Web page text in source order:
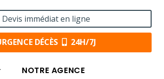
Devis immédiat en ligne
DÉCÈS 24H/7J
NOTRE AGENCE